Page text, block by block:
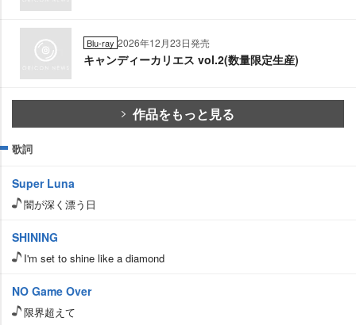
Blu-ray 2026年12月23日発売
キャンディーカリエス vol.2(数量限定生産)
作品をもっと見る
歌詞
Super Luna
闇が深く漂う日
SHINING
I'm set to shine like a diamond
NO Game Over
限界超えて